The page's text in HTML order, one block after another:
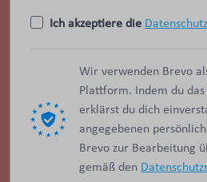
Ich akzeptiere die
Wir verwenden Brevo
Plattform. Indem du
erklärst du dich
angegebenen
Brevo zur Bearbeitung
gemäß den